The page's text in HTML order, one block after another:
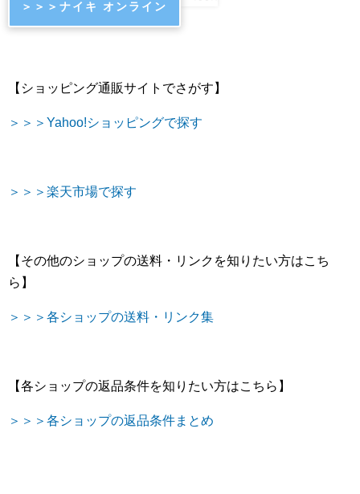
＞＞＞ナイキ オンライン
【ショッピング通販サイトでさがす】
＞＞＞Yahoo!ショッピングで探す
＞＞＞楽天市場で探す
【その他のショップの送料・リンクを知りたい方はこち
ら】
＞＞＞各ショップの送料・リンク集
【各ショップの返品条件を知りたい方はこちら】
＞＞＞各ショップの返品条件まとめ